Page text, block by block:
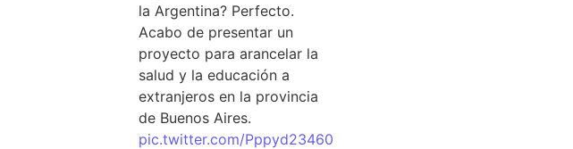
la Argentina? Perfecto.
Acabo de presentar un
proyecto para arancelar la
salud y la educación a
extranjeros en la provincia
de Buenos Aires.
pic.twitter.com/Pppyd23460